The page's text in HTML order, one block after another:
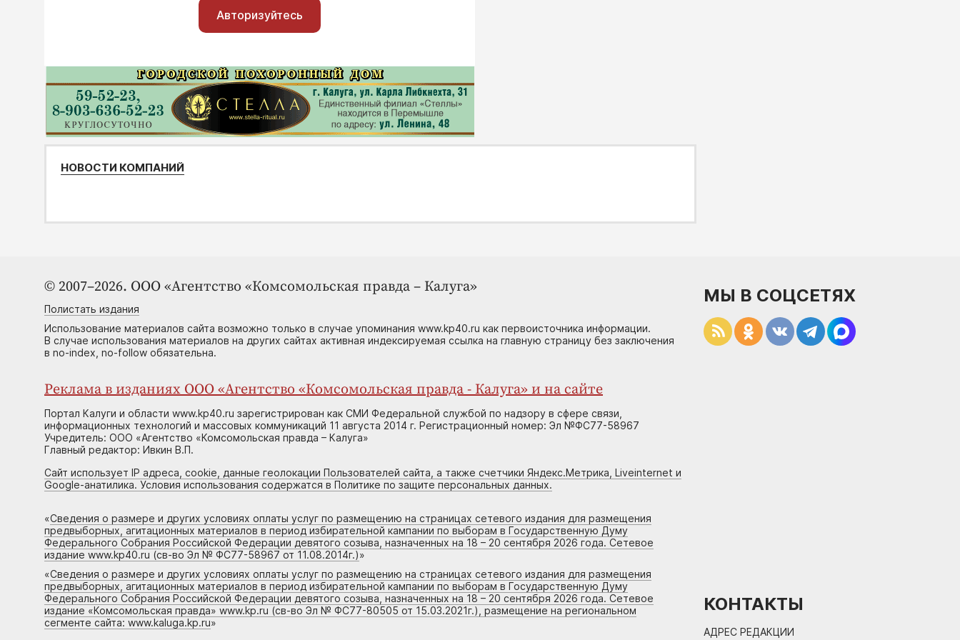
Авторизуйтесь
НОВОСТИ КОМПАНИЙ
© 2007–2026. ООО «Агентство «Комсомольская правда – Калуга»
Полистать издания
Использование материалов сайта возможно только в случае упоминания www.kp40.ru как первоисточника информации.
В случае использования материалов на других сайтах активная индексируемая ссылка на главную страницу без заключения
в no-index, no-follow обязательна.
Реклама в изданиях ООО «Агентство «Комсомольская правда - Калуга» и на сайте
Портал Калуги и области www.kp40.ru зарегистрирован как СМИ Федеральной службой по надзору в сфере связи,
информационных технологий и массовых коммуникаций 11 августа 2014 г. Регистрационный номер: Эл №ФС77-58967
Учредитель: ООО «Агентство «Комсомольская правда – Калуга»
Главный редактор: Ивкин В.П.
Сайт использует IP адреса, cookie, данные геолокации Пользователей сайта, а также счетчики Яндекс.Метрика, Liveinternet и
Google-анатилика. Условия использования содержатся в Политике по защите персональных данных.
«Сведения о размере и других условиях оплаты услуг по размещению на страницах сетевого издания для размещения
предвыборных, агитационных материалов в период избирательной кампании по выборам в Государственную Думу
Федерального Собрания Российской Федерации девятого созыва, назначенных на 18 – 20 сентября 2026 года. Сетевое
издание www.kp40.ru (св-во Эл № ФС77-58967 от 11.08.2014г.)»
«Сведения о размере и других условиях оплаты услуг по размещению на страницах сетевого издания для размещения
предвыборных, агитационных материалов в период избирательной кампании по выборам в Государственную Думу
Федерального Собрания Российской Федерации девятого созыва, назначенных на 18 – 20 сентября 2026 года. Сетевое
издание «Комсомольская правда» www.kp.ru (св-во Эл № ФС77-80505 от 15.03.2021г.), размещение на региональном
сегменте сайта: www.kaluga.kp.ru»
МЫ В СОЦСЕТЯХ
КОНТАКТЫ
АДРЕС РЕДАКЦИИ